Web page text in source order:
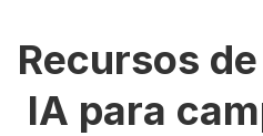
Recursos
IA para